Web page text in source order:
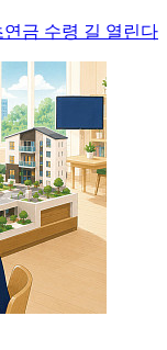
금 수령 길 열린다